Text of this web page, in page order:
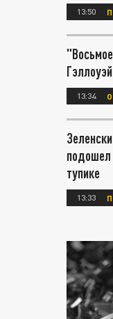
13:50
13:34
подошел
тупике
13:33